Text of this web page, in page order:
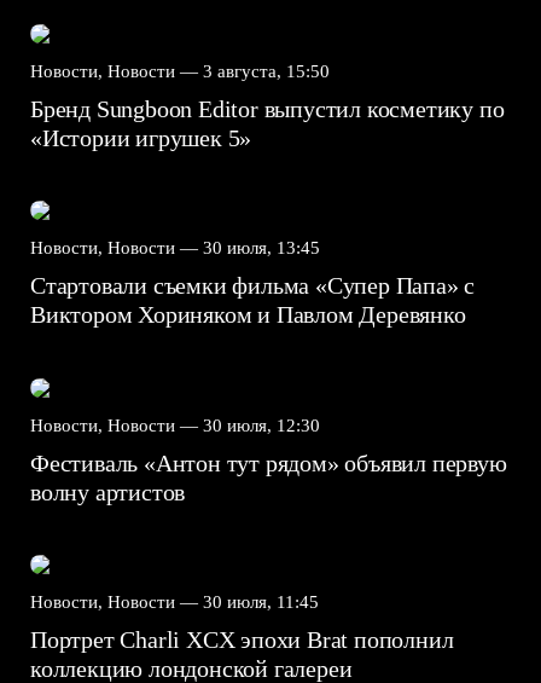
Новости, Новости — 3 августа, 15:50
Бренд Sungboon Editor выпустил косметику по
«Истории игрушек 5»
Новости, Новости — 30 июля, 13:45
Стартовали съемки фильма «Супер Папа» с
Виктором Хориняком и Павлом Деревянко
Новости, Новости — 30 июля, 12:30
Фестиваль «Антон тут рядом» объявил первую
волну артистов
Новости, Новости — 30 июля, 11:45
Портрет Charli XCX эпохи Brat пополнил
коллекцию лондонской галереи